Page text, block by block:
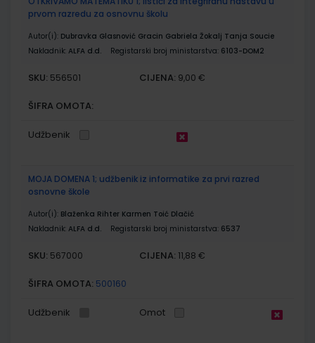
prvom razredu za osnovnu školu
Autor(i): Dubravka Glasnović Gracin Gabriela Žokalj Tanja Soucie
Nakladnik: ALFA d.d. Registarski broj ministarstva: 6103-DOM2
SKU: 556501 CIJENA: 9,00 €
ŠIFRA OMOTA:
Udžbenik
MOJA DOMENA 1; udžbenik iz informatike za prvi razred
osnovne škole
Autor(i): Blaženka Rihter Karmen Toić Dlačić
Nakladnik: ALFA d.d. Registarski broj ministarstva: 6537
SKU: 567000 CIJENA: 11,88 €
ŠIFRA OMOTA: 500160
Udžbenik Omot